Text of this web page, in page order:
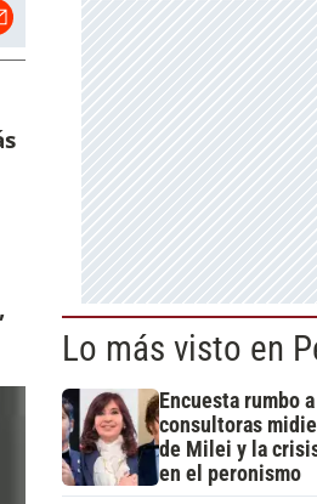
Lo más visto en
Encuesta rumbo
consultoras
de Milei y la
en el peronismo